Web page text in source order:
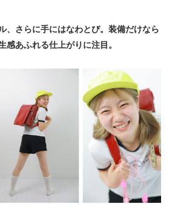
、さらに手にはなわとび。装備だけなら
感あふれる仕上がりに注目。